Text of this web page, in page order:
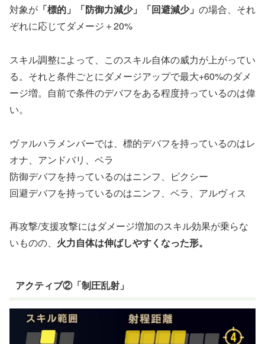
対象が 「標的」 「防御力減少」 「回避減少」 の場合、それ
ぞれに応じてダメージ＋20%
スキル調整によって、このスキル自体の威力が上がってい
る。それと条件ごとにダメージアップで最大+60%のダメ
ージ増。自前で条件のデバフをある程度持っているのは偉
い。
ヴァルハラメンバーでは、標的デバフを持っているのはレ
オナ、アンドバリ、ベラ
防御デバフを持っているのはニンフ、ピクシー
回避デバフを持っているのはニンフ、ベラ、アルヴィス
再攻撃/支援攻撃にはダメージ増加のスキル効果が乗らな
いものの、 火力自体は伸ばしやすくなった形。
アクティブ②「制圧乱射」